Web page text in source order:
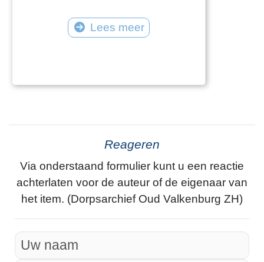
Lees meer
Reageren
Via onderstaand formulier kunt u een reactie
achterlaten voor de auteur of de eigenaar van
het item. (Dorpsarchief Oud Valkenburg ZH)